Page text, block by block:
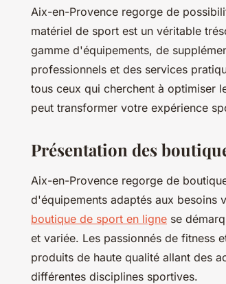
de
provence
lecture
Aix-en-Provence regorge de
matériel de sport est un véritable
gamme d'équipements, de
professionnels et des services
tous ceux qui cherchent à optimiser
peut transformer votre expérience
Présentation des
Aix-en-Provence regorge de
d'équipements adaptés aux besoins
boutique de sport en ligne se
et variée. Les passionnés de fitness
produits de haute qualité allant des
différentes disciplines sportives.